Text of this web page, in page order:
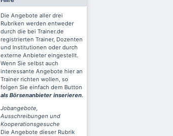
Die Angebote aller drei
Rubriken werden entweder
durch die bei Trainer.de
registrierten Trainer, Dozenten
und Institutionen oder durch
externe Anbieter eingestellt.
Wenn Sie selbst auch
interessante Angebote hier an
Trainer richten wollen, so
folgen Sie einfach dem Button
als Börsenanbieter inserieren.
Jobangebote,
Ausschreibungen und
Kooperationsgesuche
Die Angebote dieser Rubrik